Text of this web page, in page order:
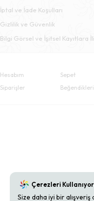
İptal ve İade Koşulları
Gizlilik ve Güvenlik
Bilgi Görsel ve İşitsel Kayıtlara
Hesabım
Siparişler
Sepet
Çerezleri
Size daha iyi bir